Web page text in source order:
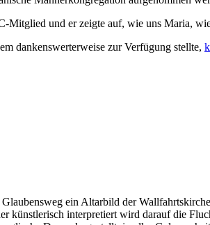
Mitglied und er zeigte auf, wie uns Maria,
dankenswerterweise zur Verfügung stellte, k
ein Altarbild der
künstlerisch interpretiert wird darauf die